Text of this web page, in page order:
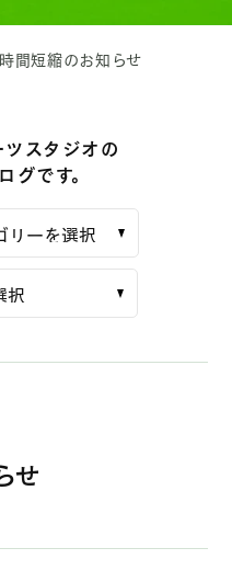
間短縮のお知らせ
スタジオの
グです。
せ